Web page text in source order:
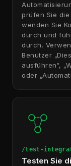
prüfen Sie die
wenden Sie
durch und
durch.
Benutzer
ausführen“,
oder
/test-
Testen Sie